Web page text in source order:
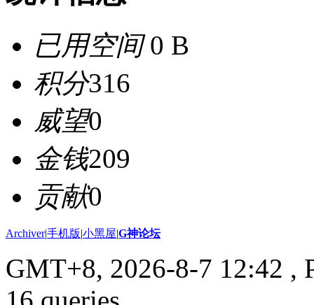
已用空间0 B
积分316
威望0
金钱209
贡献0
Archiver|手机版|小黑屋|G神论坛
GMT+8, 2026-8-7 12:42 ,